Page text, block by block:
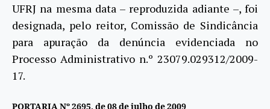
UFRJ na mesma data – reproduzida adiante –, foi
designada, pelo reitor, Comissão de Sindicância
para apuração da denúncia evidenciada no
Processo Administrativo n.º 23079.029312/2009-
17.
PORTARIA Nº 2695, de 08 de julho de 2009